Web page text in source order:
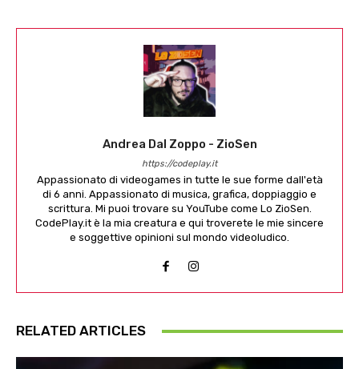
Andrea Dal Zoppo - ZioSen
https://codeplay.it
Appassionato di videogames in tutte le sue forme dall'età
di 6 anni. Appassionato di musica, grafica, doppiaggio e
scrittura. Mi puoi trovare su YouTube come Lo ZioSen.
CodePlay.it è la mia creatura e qui troverete le mie sincere
e soggettive opinioni sul mondo videoludico.
RELATED ARTICLES